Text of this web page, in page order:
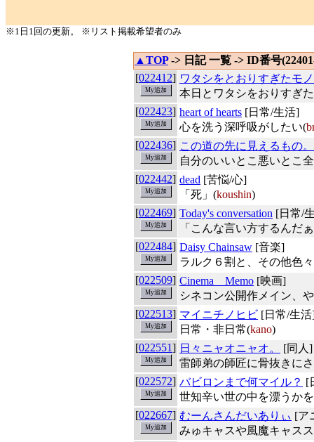
※1日1回の更新。 ※リスト掲載希望者のみ
▲TOP-> 日記 一覧 -> ID番号
[022412] ワタシをとおりすぎたモノ
本日とワタシをおりすぎ
[022423] heart of hearts [日常/生活]
心を洗う深呼吸がしたい(
[022436] この道の先に見えるもの。
自分のいいとこ悪いとこ
[022442] dead [苦悩/心]
「死」(koushin)
[022469] Today's conversation [日常/
「こんな言い方するんだ
[022484] Daisy Chainsaw [音楽]
ラルク６割と、その他色
[022509] Cinema Memo [映画]
シネコン公開作メイン、
[022513] マイニチノヒビ [日常/生
日常・非日常(kano)
[022551] 日々ニャオニャオ。
[同人]
雷師弟の師匠に骨抜きに
[022572] バビロンまで何マイル？ [
世知辛い世の中を漂うか
[022667] むーんさんだいありぃ [ア
みゅキャスや風魔キャス